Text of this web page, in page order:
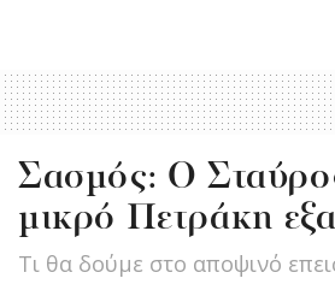
Σασμός: Ο
μικρό Πετράκη
Τι θα δούμε στο αποψινό